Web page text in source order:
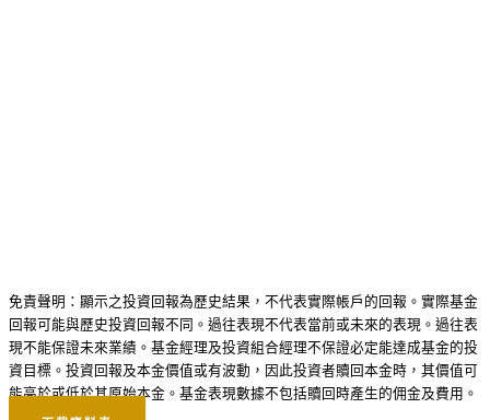
免責聲明：顯示之投資回報為歷史結果，不代表實際帳戶的回報。實際基金
回報可能與歷史投資回報不同。過往表現不代表當前或未來的表現。過往表
現不能保證未來業績。基金經理及投資組合經理不保證必定能達成基金的投
資目標。投資回報及本金價值或有波動，因此投資者贖回本金時，其價值可
能高於或低於其原始本金。基金表現數據不包括贖回時產生的佣金及費用。